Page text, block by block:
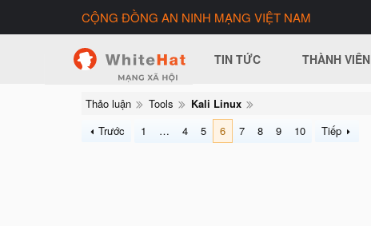
CỘNG ĐỒNG AN NINH MẠNG VIỆT NAM
TIN TỨC THÀNH VIÊN
Thảo luận Tools
Kali Linux
Trước
1 … 4 5 6 7 8 9 10 Tiếp